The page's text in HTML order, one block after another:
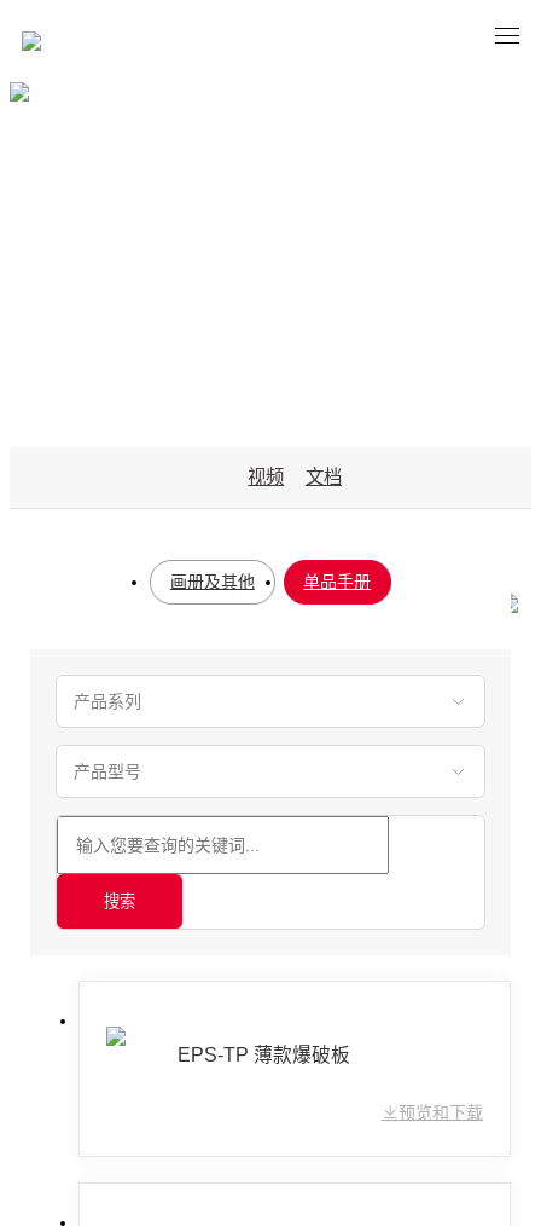
MATERIAL
资料
您当前所在的位置：首页 资料 -文档
视频 文档
画册及其他 单品手册
搜索
EPS-TP 薄款爆破板
预览和下载